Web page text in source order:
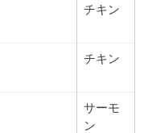
チキン
チキン
サーモ
ン